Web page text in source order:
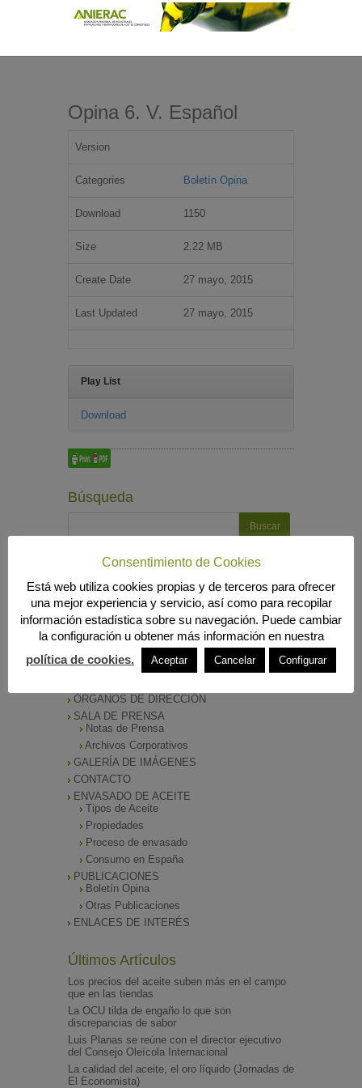
Opina 6. V. Español
Version
Categories Boletín Opina
Download 1150
Size 2.22 MB
Create Date 27 mayo, 2015
Last Updated 27 mayo, 2015
Play List
Download
Búsqueda
MENÚ PRINCIPAL
INICIO
ANIERAC
Presentación
Funciones
Listado de Asociados
Listado Completo
ÓRGANOS DE DIRECCIÓN
SALA DE PRENSA
Notas de Prensa
Archivos Corporativos
GALERÍA DE IMÁGENES
CONTACTO
ENVASADO DE ACEITE
Tipos de Aceite
Propiedades
Proceso de envasado
Consumo en España
PUBLICACIONES
Boletín Opina
Otras Publicaciones
ENLACES DE INTERÉS
Últimos Artículos
Los precios del aceite suben más en el campo
que en las tiendas
La OCU tilda de engaño lo que son
discrepancias de sabor
Luis Planas se reúne con el director ejecutivo
del Consejo Oleícola Internacional
La calidad del aceite, el oro líquido (Jornadas de
El Economista)
Consentimiento de Cookies
Está web utiliza cookies propias y de terceros para ofrecer
una mejor experiencia y servicio, así como para recopilar
información estadística sobre su navegación. Puede cambiar
la configuración u obtener más información en nuestra
política de cookies.
Aceptar Cancelar Configurar